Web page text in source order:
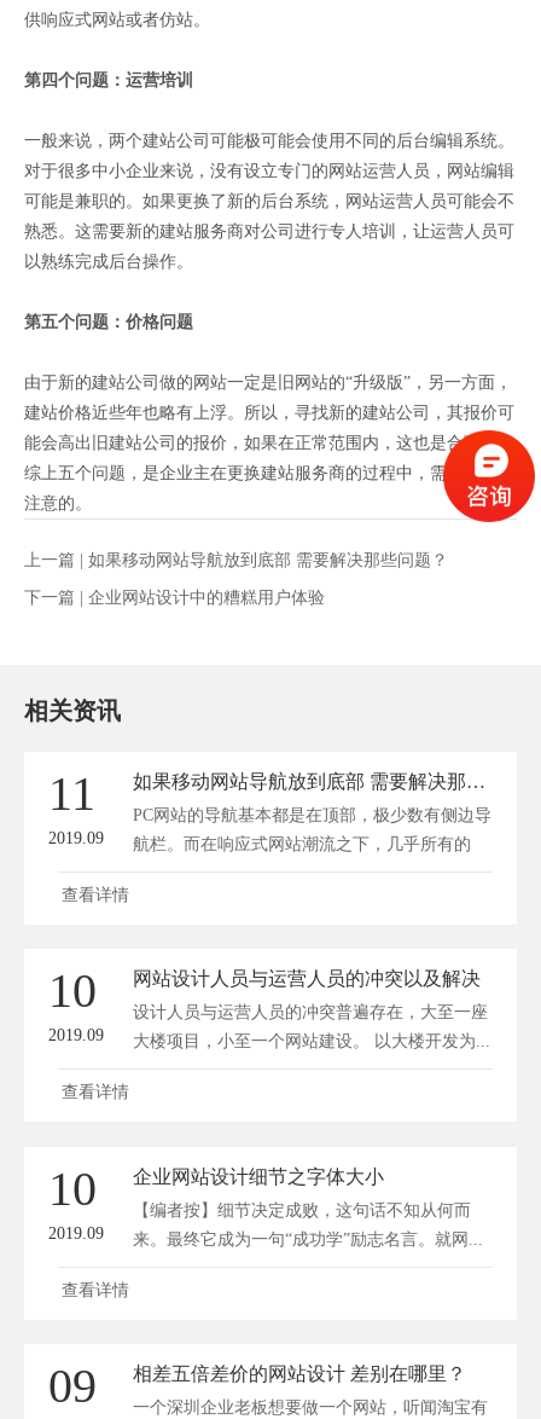
供响应式网站或者仿站。
第四个问题：运营培训
一般来说，两个建站公司可能极可能会使用不同的后台编辑系统。
对于很多中小企业来说，没有设立专门的网站运营人员，网站编辑
可能是兼职的。如果更换了新的后台系统，网站运营人员可能会不
熟悉。这需要新的建站服务商对公司进行专人培训，让运营人员可
以熟练完成后台操作。
第五个问题：价格问题
由于新的建站公司做的网站一定是旧网站的“升级版”，另一方面，
建站价格近些年也略有上浮。所以，寻找新的建站公司，其报价可
能会高出旧建站公司的报价，如果在正常范围内，这也是合理的。
综上五个问题，是企业主在更换建站服务商的过程中，需要关注和
注意的。
上一篇 | 如果移动网站导航放到底部 需要解决那些问题？
下一篇 | 企业网站设计中的糟糕用户体验
相关资讯
11
2019.09
如果移动网站导航放到底部 需要解决那些问题？
PC网站的导航基本都是在顶部，极少数有侧边导
航栏。而在响应式网站潮流之下，几乎所有的
响...
查看详情
10
2019.09
网站设计人员与运营人员的冲突以及解决
设计人员与运营人员的冲突普遍存在，大至一座
大楼项目，小至一个网站建设。 以大楼开发为...
查看详情
10
2019.09
企业网站设计细节之字体大小
【编者按】细节决定成败，这句话不知从何而
来。最终它成为一句“成功学”励志名言。就网...
查看详情
09 相差五倍差价的网站设计 差别在哪里？
一个深圳企业老板想要做一个网站，听闻淘宝有